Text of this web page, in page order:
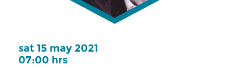
sat 15 may 2021
07:00 hrs